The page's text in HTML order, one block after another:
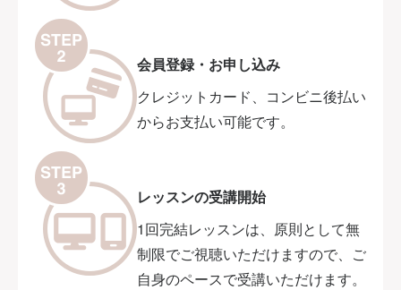
会員登録・お申し込み
クレジットカード、コンビニ後払い
からお支払い可能です。
レッスンの受講開始
1回完結レッスンは、原則として無
制限でご視聴いただけますので、ご
自身のペースで受講いただけます。